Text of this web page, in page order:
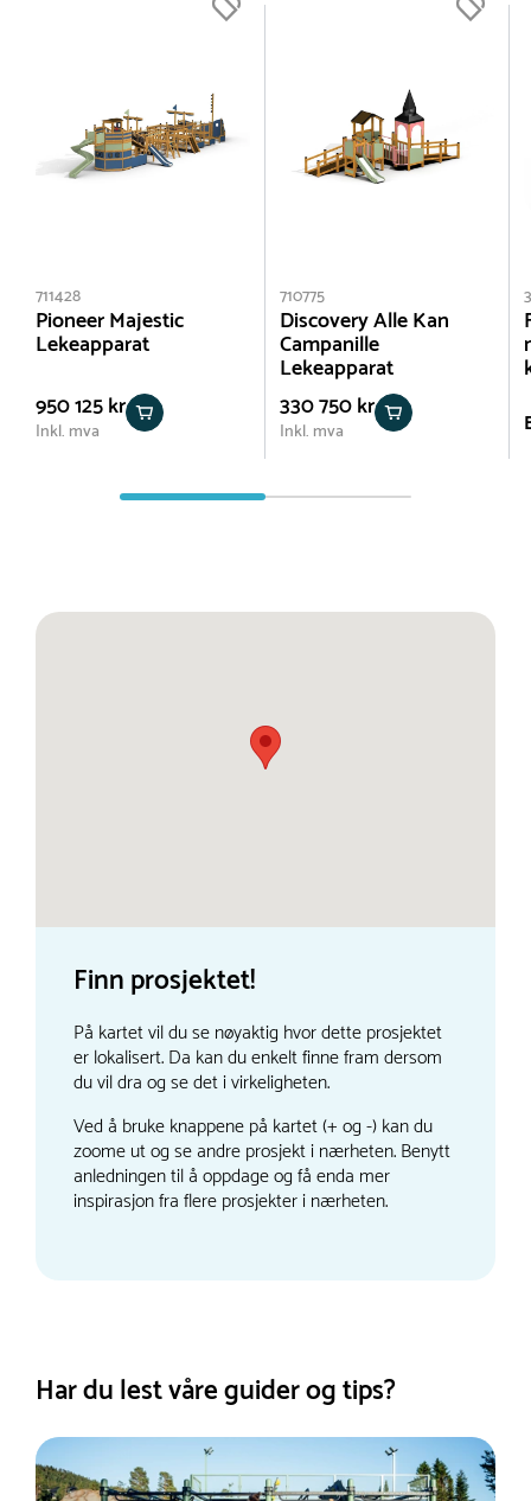
711428
Pioneer Majestic
Lekeapparat
950 125 kr
Inkl. mva
710775
Discovery Alle Kan
Campanille
Lekeapparat
330 750 kr
Inkl. mva
Finn prosjektet!
På kartet vil du se nøyaktig hvor dette prosjektet
er lokalisert. Da kan du enkelt finne fram dersom
du vil dra og se det i virkeligheten.
Ved å bruke knappene på kartet (+ og -) kan du
zoome ut og se andre prosjekt i nærheten. Benytt
anledningen til å oppdage og få enda mer
inspirasjon fra flere prosjekter i nærheten.
Har du lest våre guider og tips?